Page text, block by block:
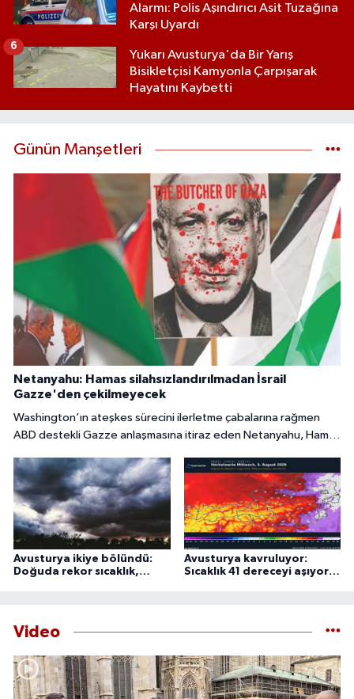
Alarmı: Polis Aşındırıcı Asit Tuzağına
Karşı Uyardı
Yukarı Avusturya'da Bir Yarış
Bisikletçisi Kamyonla Çarpışarak
Hayatını Kaybetti
6
Günün Manşetleri
Netanyahu: Hamas silahsızlandırılmadan İsrail
Gazze'den çekilmeyecek
Washington’ın ateşkes sürecini ilerletme çabalarına rağmen
ABD destekli Gazze anlaşmasına itiraz eden Netanyahu, Hamas
çekilmeyeceğini söyledi.
Avusturya ikiye bölündü:
Doğuda rekor sıcaklık,
Avusturya kavruluyor:
Sıcaklık 41 dereceyi aşıyor,
Video